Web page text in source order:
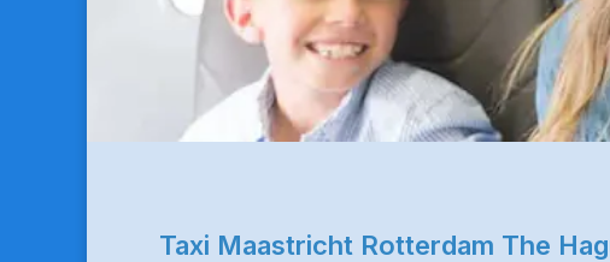
Taxi Maastricht Rotterdam The